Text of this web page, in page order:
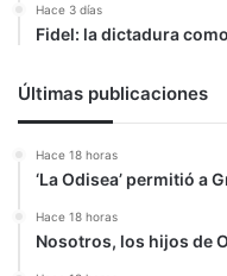
Hace 3 días
Fidel: la dictadura
Últimas publicaciones
Hace 18 horas
‘La Odisea’ permitió a
Hace 18 horas
Nosotros, los hijos de